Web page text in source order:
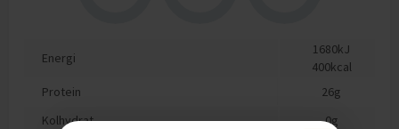
Energi
1680kJ
400kcal
Protein
26g
Kolhydrat
0g